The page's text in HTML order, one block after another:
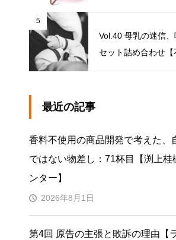
5
Vol.40 母乳の迷信
セット詰め合わせ【
観察記】
最近の記事
香料不使用の商品開発で考えた、
ではない物差し：71杯目【渕上桂
ンター】
2026年8月1日
第4回 原告の主張と敗訴の理由【